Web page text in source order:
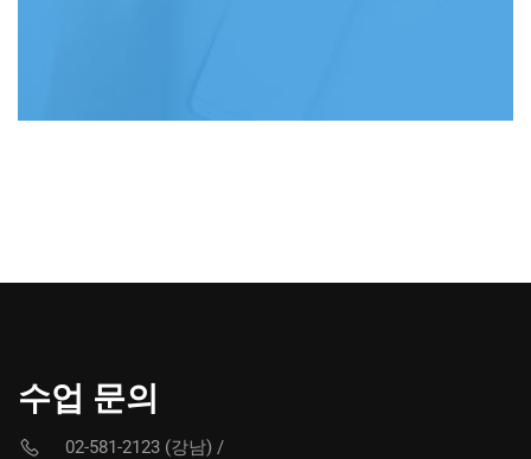
수업 문의
02-581-2123 (강남) /